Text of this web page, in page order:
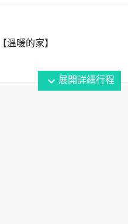
【溫暖的家】
expand_more展開詳細行程